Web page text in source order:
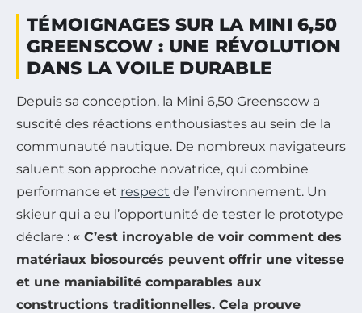
TÉMOIGNAGES SUR LA MINI 6,50
GREENSCOW : UNE RÉVOLUTION
DANS LA VOILE DURABLE
Depuis sa conception, la Mini 6,50 Greenscow a
suscité des réactions enthousiastes au sein de la
communauté nautique. De nombreux navigateurs
saluent son approche novatrice, qui combine
performance et respect de l’environnement. Un
skieur qui a eu l’opportunité de tester le prototype
déclare : « C’est incroyable de voir comment des
matériaux biosourcés peuvent offrir une vitesse
et une maniabilité comparables aux
constructions traditionnelles. Cela prouve